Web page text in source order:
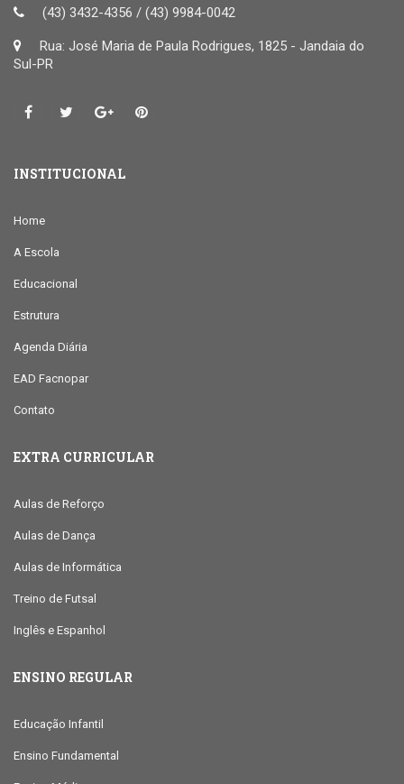
(43) 3432-4356 / (43) 9984-0042
Rua: José Maria de Paula Rodrigues, 1825 - Jandaia do
Sul-PR
INSTITUCIONAL
Home
A Escola
Educacional
Estrutura
Agenda Diária
EAD Facnopar
Contato
EXTRA CURRICULAR
Aulas de Reforço
Aulas de Dança
Aulas de Informática
Treino de Futsal
Inglês e Espanhol
ENSINO REGULAR
Educação Infantil
Ensino Fundamental